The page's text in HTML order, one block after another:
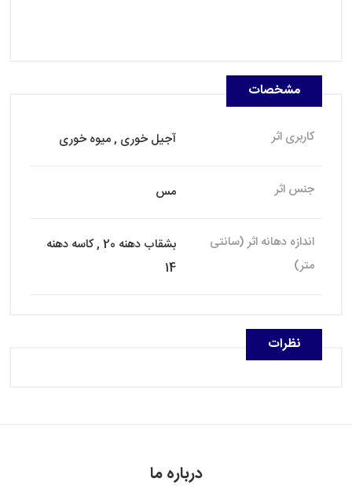
مشخصات
کاربری اثر آجیل خوری , میوه خوری
جنس اثر مس
اندازه دهانه اثر (سانتی
متر)
بشقاب دهنه 20 , کاسه دهنه
14
نظرات
درباره ما